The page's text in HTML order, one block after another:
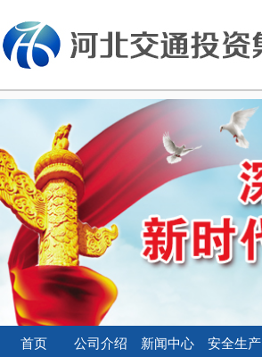
首页 公司介绍 新闻中心 安全生产